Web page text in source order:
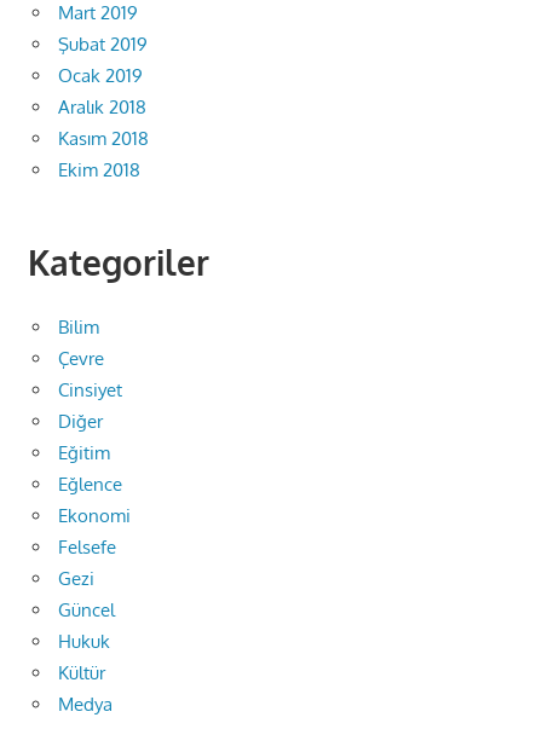
Mart 2019
Şubat 2019
Ocak 2019
Aralık 2018
Kasım 2018
Ekim 2018
Kategoriler
Bilim
Çevre
Cinsiyet
Diğer
Eğitim
Eğlence
Ekonomi
Felsefe
Gezi
Güncel
Hukuk
Kültür
Medya